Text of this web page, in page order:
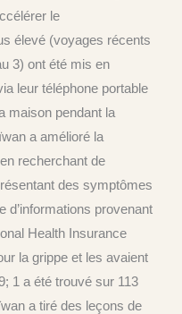
le
élevé (voyages récents
3) ont été mis en
leur téléphone portable
maison pendant la
a amélioré la
recherchant de
des symptômes
d’informations provenant
Health Insurance
la grippe et les avaient
1 a été trouvé sur 113
a tiré des leçons de